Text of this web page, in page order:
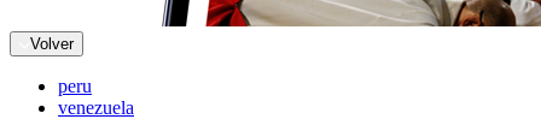
Volver
peru
venezuela